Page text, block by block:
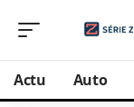
Actu Auto